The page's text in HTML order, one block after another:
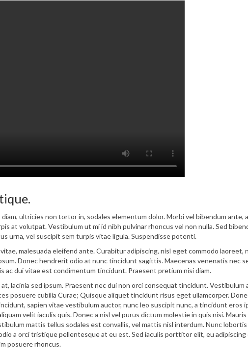
ultricies non tortor in, sodales elementum dolor. Morbi vel bibendum ante,
at volutpat. Vestibulum ut mi id nibh pulvinar rhoncus vel non nulla. Sed
urna, vel suscipit sem turpis vitae ligula. Suspendisse potenti.
malesuada eleifend ante. Curabitur adipiscing, nisl eget commodo laoreet,
Donec hendrerit odio at nunc tincidunt sagittis. Maecenas venenatis nec
ac dui vitae est condimentum tincidunt. Praesent pretium nisi diam.
lacinia sed ipsum. Praesent nec dui non orci consequat tincidunt. Vestibulum
posuere cubilia Curae; Quisque aliquet tincidunt risus eget ullamcorper.
sapien vitae vestibulum auctor, nunc leo suscipit nunc, a tincidunt eros
velit iaculis quis. Donec a nisl vel purus dictum molestie in quis nisi. Mauris
mattis tellus sodales est convallis, vel mattis nisl interdum. Nunc lobortis
a orci tristique pellentesque at eu est. Sed iaculis porttitor elit, eu adipiscing
posuere rhoncus.